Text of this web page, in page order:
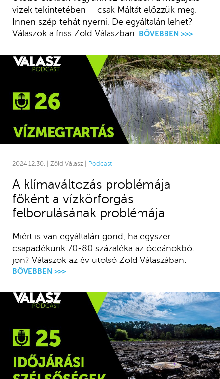
vizek tekintetében – csak Máltát előzzük meg.
Innen szép tehát nyerni. De egyáltalán lehet?
Válaszok a friss Zöld Válaszban.
BŐVEBBEN >>>
2024.12.30. | Zöld Válasz | Podcast
A klímaváltozás problémája
főként a vízkörforgás
felborulásának problémája
Miért is van egyáltalán gond, ha egyszer
csapadékunk 70-80 százaléka az óceánokból
jön? Válaszok az év utolsó Zöld Válaszában.
BŐVEBBEN >>>